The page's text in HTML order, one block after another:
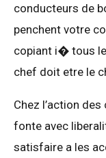
conducteurs de
penchent votre
copiant i� tous
chef doit etre le
Chez l’action
fonte avec
satisfaire a les